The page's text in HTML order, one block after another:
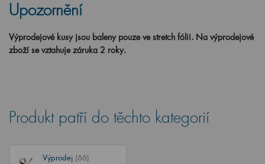
Upozornění
Výprodejové kusy jsou baleny pouze ve stretch fólii. Na výprodejové
zboží se vztahuje záruka 2 roky.
Produkt patří do těchto kategorií
Výprodej (66)